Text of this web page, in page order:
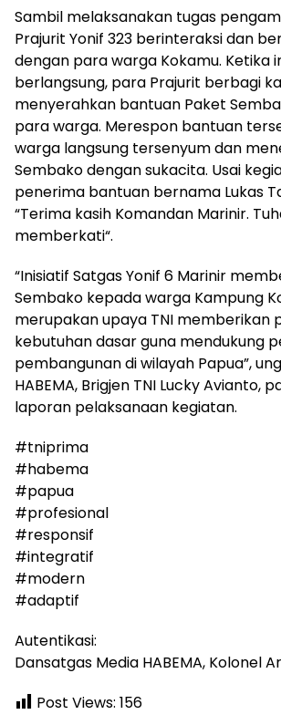
Sambil melaksanakan tugas
Prajurit Yonif 323 berinteraksi dan
dengan para warga Kokamu. Ketika
berlangsung, para Prajurit berbagi
menyerahkan bantuan Paket
para warga. Merespon bantuan
warga langsung tersenyum dan
Sembako dengan sukacita. Usai
penerima bantuan bernama Lukas
“Terima kasih Komandan Marinir.
memberkati“.
“Inisiatif Satgas Yonif 6 Marinir
Sembako kepada warga Kampung
merupakan upaya TNI memberikan
kebutuhan dasar guna mendukung
pembangunan di wilayah Papua”,
HABEMA, Brigjen TNI Lucky Avianto,
laporan pelaksanaan kegiatan.
#tniprima
#habema
#papua
#profesional
#responsif
#integratif
#modern
#adaptif
Autentikasi:
Dansatgas Media HABEMA, Kolonel
Post Views: 156